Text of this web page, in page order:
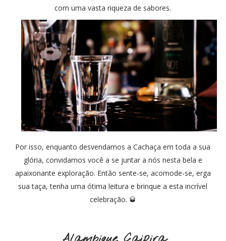
com uma vasta riqueza de sabores.
Por isso, enquanto desvendamos a Cachaça em toda a sua
glória, convidamos você a se juntar a nós nesta bela e
apaixonante exploração. Então sente-se, acomode-se, erga
sua taça, tenha uma ótima leitura e brinque a esta incrível
celebração. 🥃